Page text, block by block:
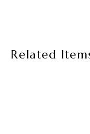
Related